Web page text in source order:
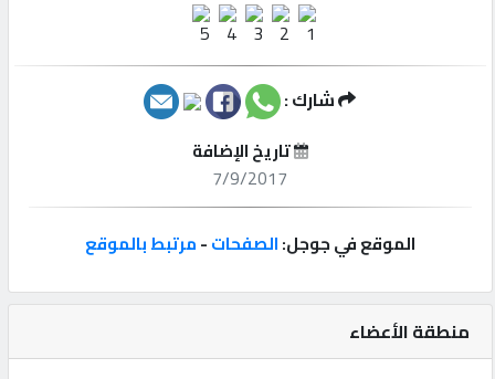
إعلانات
المنتدى
منطقة الأعضاء
شارك :
تاريخ الإضافة
7/9/2017
الموقع في جوجل:الصفحات-مرتبط بالموقع